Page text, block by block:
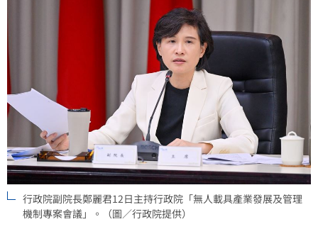
行政院副院長鄭麗君12日主持行政院「無人載具產業發展及管理
機制專案會議」。（圖／行政院提供）